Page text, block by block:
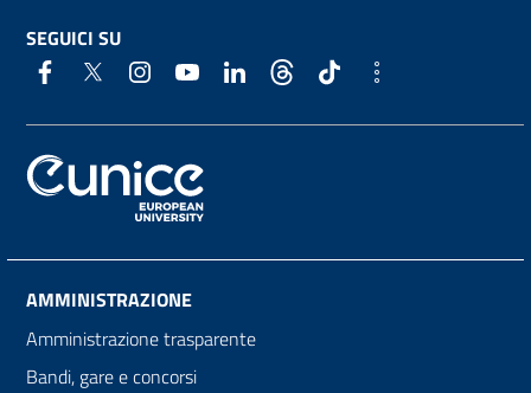
SEGUICI SU
AMMINISTRAZIONE
Amministrazione trasparente
Bandi, gare e concorsi